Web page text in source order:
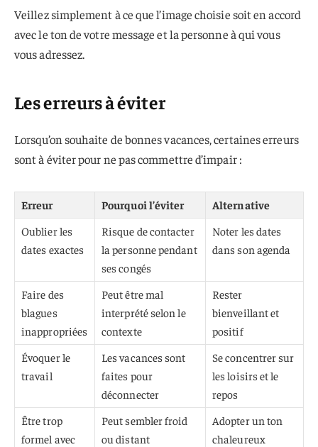
Veillez simplement à ce que l’image choisie soit en accord
avec le ton de votre message et la personne à qui vous
vous adressez.
Les erreurs à éviter
Lorsqu’on souhaite de bonnes vacances, certaines erreurs
sont à éviter pour ne pas commettre d’impair :
Erreur Pourquoi l’éviter
Alternative
Oublier les
dates exactes
Risque de contacter
la personne pendant
ses congés
Noter les dates
dans son agenda
Faire des
blagues
inappropriées
Peut être mal
interprété selon le
contexte
Rester
bienveillant et
positif
Évoquer le
travail
Les vacances sont
faites pour
déconnecter
Se concentrer sur
les loisirs et le
repos
Être trop
formel avec
Peut sembler froid
ou distant
Adopter un ton
chaleureux